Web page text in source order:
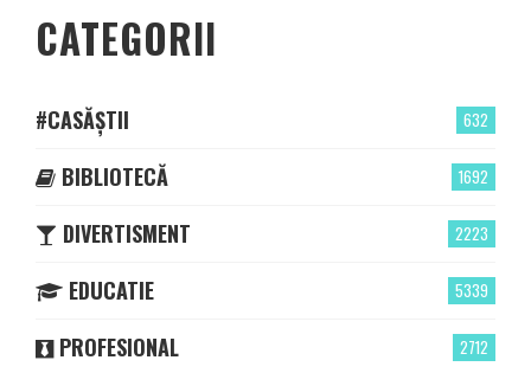
CATEGORII
632
#CASĂȘTII
1692
BIBLIOTECĂ
2223
DIVERTISMENT
5339
EDUCATIE
2712
PROFESIONAL